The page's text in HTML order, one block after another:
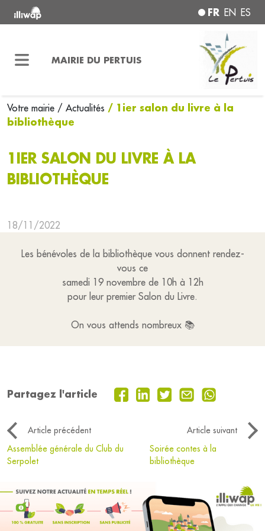
FR EN ES
MAIRIE DU PERTUIS
Votre mairie / Actualités / 1ier salon du livre à la
bibliothèque
1IER SALON DU LIVRE À LA
BIBLIOTHÈQUE
18/11/2022
Les bénévoles de la bibliothèque vous donnent rendez-
vous ce
samedi 19 novembre de 10h à 12h
pour leur premier Salon du Livre.
On vous attends nombreux 📚
Partagez l'article
Article précédent
Article suivant
Assemblée générale du Club du
Serpolet
Soirée contes à la
bibliothèque